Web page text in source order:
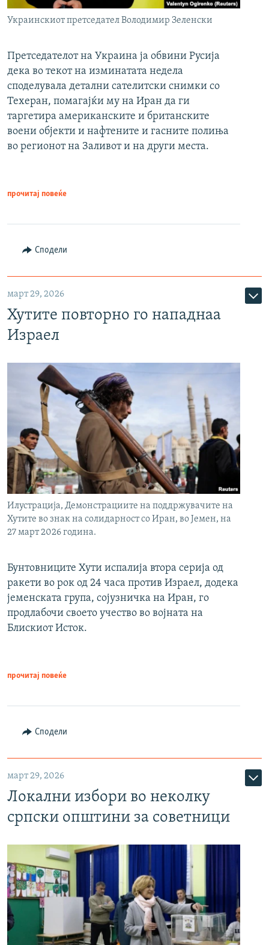
Украинскиот претседател Володимир Зеленски
Претседателот на Украина ја обвини Русија
дека во текот на изминатата недела
споделувала детални сателитски снимки со
Техеран, помагајќи му на Иран да ги
таргетира американските и британските
воени објекти и нафтените и гасните полиња
во регионот на Заливот и на други места.
прочитај повеќе
Сподели
март 29, 2026
Хутите повторно го нападнаа
Израел
Илустрација, Демонстрациите на поддржувачите на
Хутите во знак на солидарност со Иран, во Јемен, на
27 март 2026 година.
Бунтовниците Хути испалија втора серија од
ракети во рок од 24 часа против Израел, додека
јеменската група, сојузничка на Иран, го
продлабочи своето учество во војната на
Блискиот Исток.
прочитај повеќе
Сподели
март 29, 2026
Локални избори во неколку
српски општини за советници